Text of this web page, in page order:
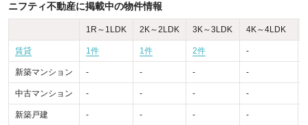
ニフティ不動産に掲載中の物件情報
1R～1LDK 2K～2LDK 3K～3LDK 4K～4LDK
賃貸 1件 1件 2件 -
新築マンション - - - -
中古マンション - - - -
新築戸建 - - - -